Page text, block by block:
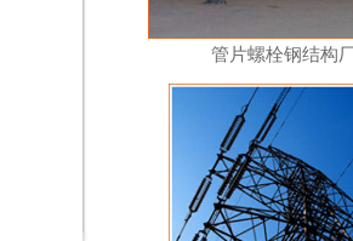
管片螺栓钢结构